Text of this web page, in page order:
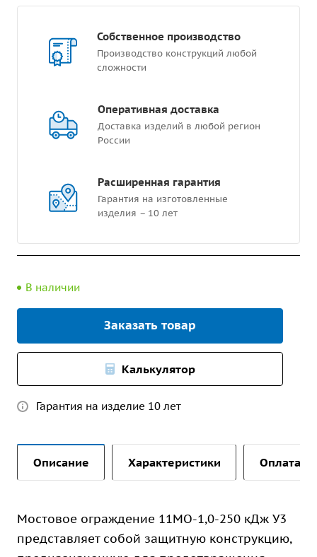
Собственное производство
Производство конструкций любой
сложности
Оперативная доставка
Доставка изделий в любой регион
России
Расширенная гарантия
Гарантия на изготовленные
изделия – 10 лет
В наличии
Заказать товар
Калькулятор
Гарантия на изделие 10 лет
Описание Характеристики Оплата и
Мостовое ограждение 11МО-1,0-250 кДж У3
представляет собой защитную конструкцию,